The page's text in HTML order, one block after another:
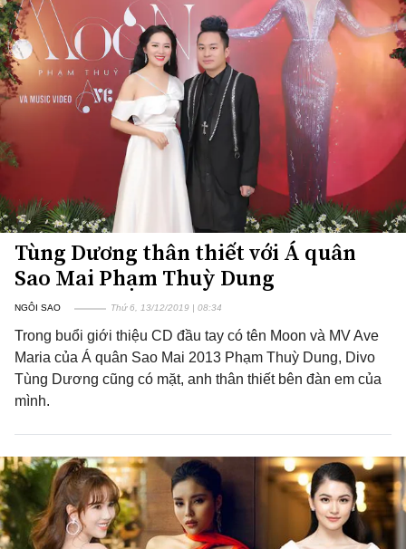
Tùng Dương thân thiết với Á quân
Sao Mai Phạm Thuỳ Dung
NGÔI SAO Thứ 6, 13/12/2019 | 08:34
Trong buổi giới thiệu CD đầu tay có tên Moon và MV Ave
Maria của Á quân Sao Mai 2013 Phạm Thuỳ Dung, Divo
Tùng Dương cũng có mặt, anh thân thiết bên đàn em của
mình.